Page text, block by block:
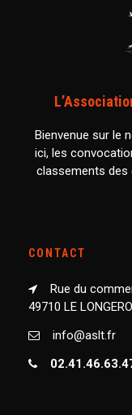
Bienvenue sur le
ici, les
classements des
CONTACT
Rue du
49710 LE
info@aslt.fr